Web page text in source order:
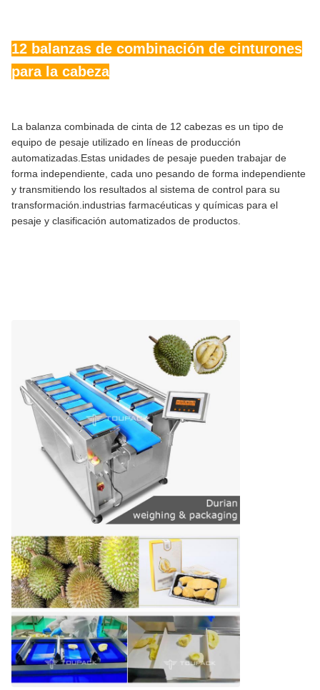
12 balanzas de combinación de cinturones
para la cabeza
La balanza combinada de cinta de 12 cabezas es un tipo de
equipo de pesaje utilizado en líneas de producción
automatizadas.Estas unidades de pesaje pueden trabajar de
forma independiente, cada uno pesando de forma independiente
y transmitiendo los resultados al sistema de control para su
transformación.industrias farmacéuticas y químicas para el
pesaje y clasificación automatizados de productos.